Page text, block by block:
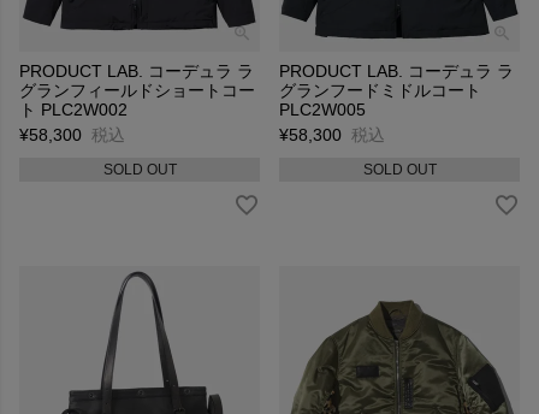
PRODUCT LAB. コーデュラ ラ
グランフィールドショートコー
ト PLC2W002
¥58,300 税込
SOLD OUT
PRODUCT LAB. コーデュラ ラ
グランフードミドルコート
PLC2W005
¥58,300 税込
SOLD OUT